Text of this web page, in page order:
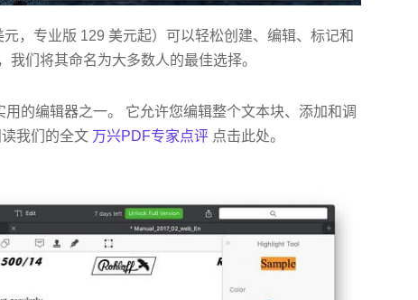
，专业版 129 美元起）可以轻松创建、编辑、标记和
我们将其命名为大多数人的最佳选择。
的编辑器之一。 它允许您编辑整个文本块、添加和调
我们的全文 万兴PDF专家点评 点击此处。